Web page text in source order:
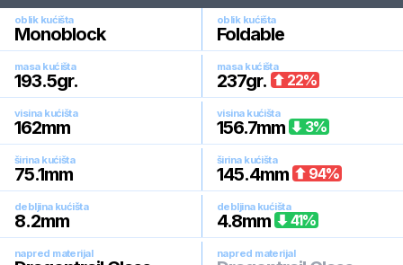
oblik kućišta
Monoblock
oblik kućišta
Foldable
masa kućišta
193.5gr.
masa kućišta
237gr. 22%
visina kućišta
162mm
visina kućišta
156.7mm 3%
širina kućišta
75.1mm
širina kućišta
145.4mm 94%
debljina kućišta
8.2mm
debljina kućišta
4.8mm 41%
napred materijal napred materijal